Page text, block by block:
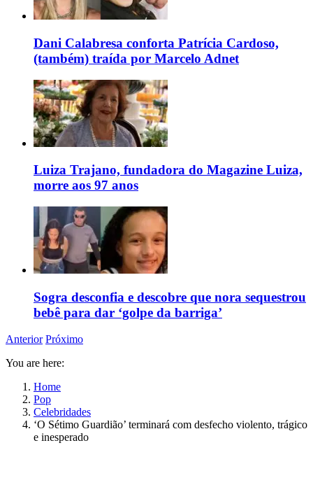
Dani Calabresa conforta Patrícia Cardoso,
(também) traída por Marcelo Adnet
Luiza Trajano, fundadora do Magazine Luiza,
morre aos 97 anos
Sogra desconfia e descobre que nora sequestrou
bebê para dar ‘golpe da barriga’
Anterior Próximo
You are here:
Home
Pop
Celebridades
‘O Sétimo Guardião’ terminará com desfecho violento, trágico
e inesperado